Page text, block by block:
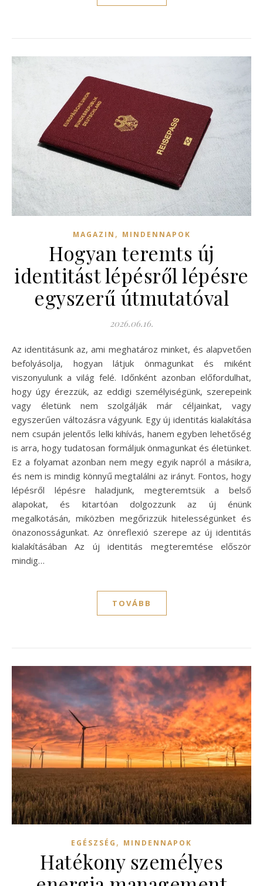
MAGAZIN , MINDENNAPOK
Hogyan teremts új
identitást lépésről lépésre
egyszerű útmutatóval
2026.06.16.
Az identitásunk az, ami meghatároz minket, és alapvetően
befolyásolja, hogyan látjuk önmagunkat és miként
viszonyulunk a világ felé. Időnként azonban előfordulhat,
hogy úgy érezzük, az eddigi személyiségünk, szerepeink
vagy életünk nem szolgálják már céljainkat, vagy
egyszerűen változásra vágyunk. Egy új identitás kialakítása
nem csupán jelentős lelki kihívás, hanem egyben lehetőség
is arra, hogy tudatosan formáljuk önmagunkat és életünket.
Ez a folyamat azonban nem megy egyik napról a másikra,
és nem is mindig könnyű megtalálni az irányt. Fontos, hogy
lépésről lépésre haladjunk, megteremtsük a belső
alapokat, és kitartóan dolgozzunk az új énünk
megalkotásán, miközben megőrizzük hitelességünket és
önazonosságunkat. Az önreflexió szerepe az új identitás
kialakításában Az új identitás megteremtése először
mindig…
TOVÁBB
EGÉSZSÉG , MINDENNAPOK
Hatékony személyes